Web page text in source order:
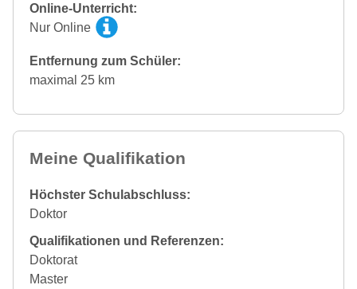
Online-Unterricht:
Nur Online
Entfernung zum Schüler:
maximal 25 km
Meine Qualifikation
Höchster Schulabschluss:
Doktor
Qualifikationen und Referenzen:
Doktorat
Master